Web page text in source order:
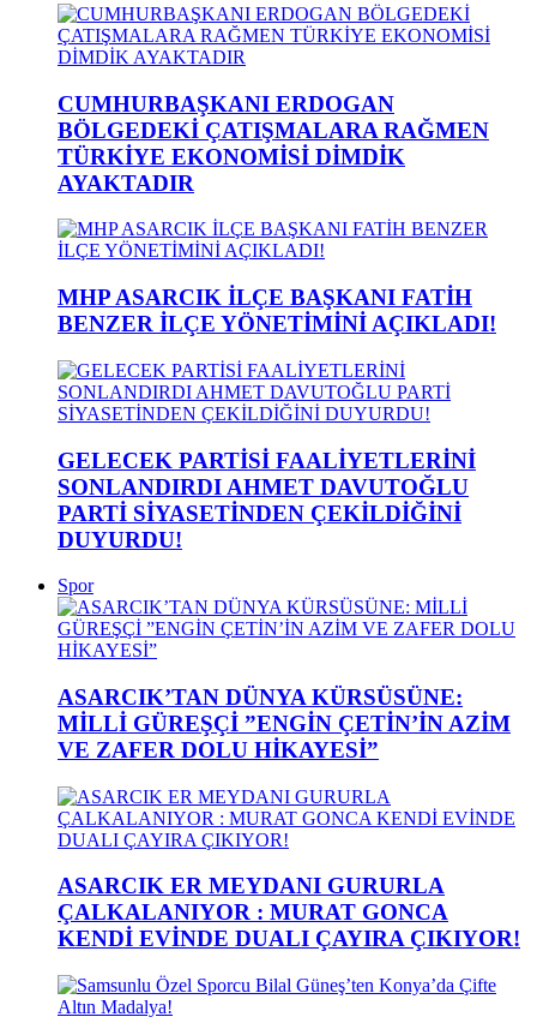
CUMHURBAŞKANI ERDOGAN
BÖLGEDEKİ ÇATIŞMALARA RAĞMEN
TÜRKİYE EKONOMİSİ DİMDİK
AYAKTADIR
MHP ASARCIK İLÇE BAŞKANI FATİH
BENZER İLÇE YÖNETİMİNİ AÇIKLADI!
GELECEK PARTİSİ FAALİYETLERİNİ
SONLANDIRDI AHMET DAVUTOĞLU
PARTİ SİYASETİNDEN ÇEKİLDİĞİNİ
DUYURDU!
Spor
ASARCIK’TAN DÜNYA KÜRSÜSÜNE:
MİLLİ GÜREŞÇİ ”ENGİN ÇETİN’İN AZİM
VE ZAFER DOLU HİKAYESİ”
ASARCIK ER MEYDANI GURURLA
ÇALKALANIYOR : MURAT GONCA
KENDİ EVİNDE DUALI ÇAYIRA ÇIKIYOR!